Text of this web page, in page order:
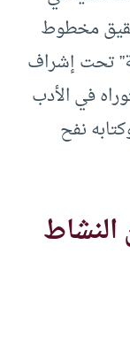
مخطوط
تحت إشراف
في الأدب
نفح
النشاط